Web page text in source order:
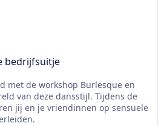
bedrijfsuitje
met de workshop Burlesque en
van deze dansstijl. Tijdens de
jij en je vriendinnen op sensuele